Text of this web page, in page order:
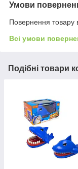
Умови
Повернення товару
Всі умови
Подібні товари